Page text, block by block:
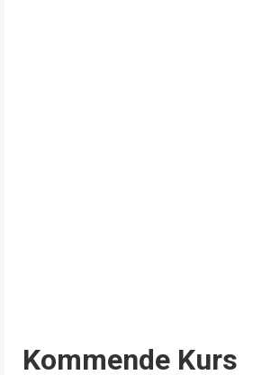
Events
Kommende Kurs